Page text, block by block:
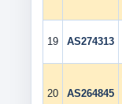
19 AS274313
20 AS264845